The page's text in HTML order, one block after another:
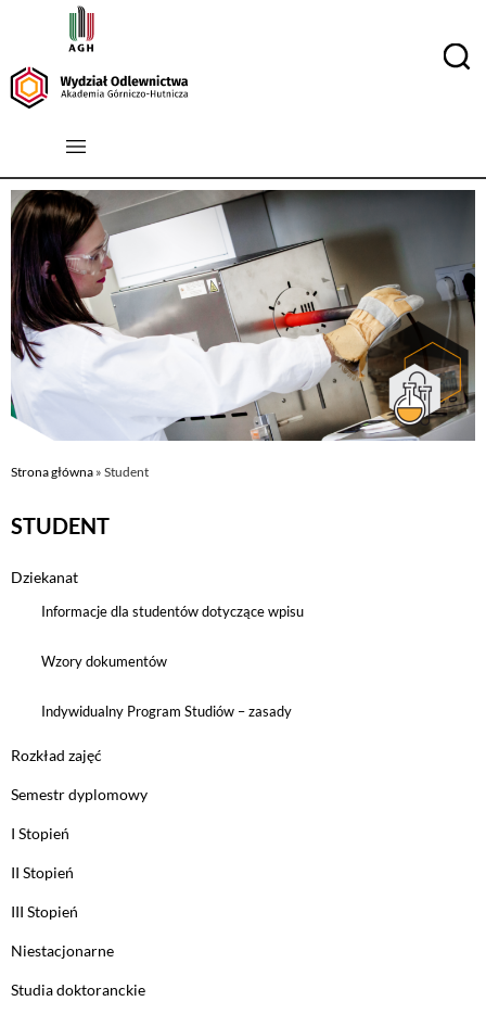
Strona główna » Student
STUDENT
Dziekanat
Informacje dla studentów dotyczące wpisu
Wzory dokumentów
Indywidualny Program Studiów – zasady
Rozkład zajęć
Semestr dyplomowy
I Stopień
II Stopień
III Stopień
Niestacjonarne
Studia doktoranckie